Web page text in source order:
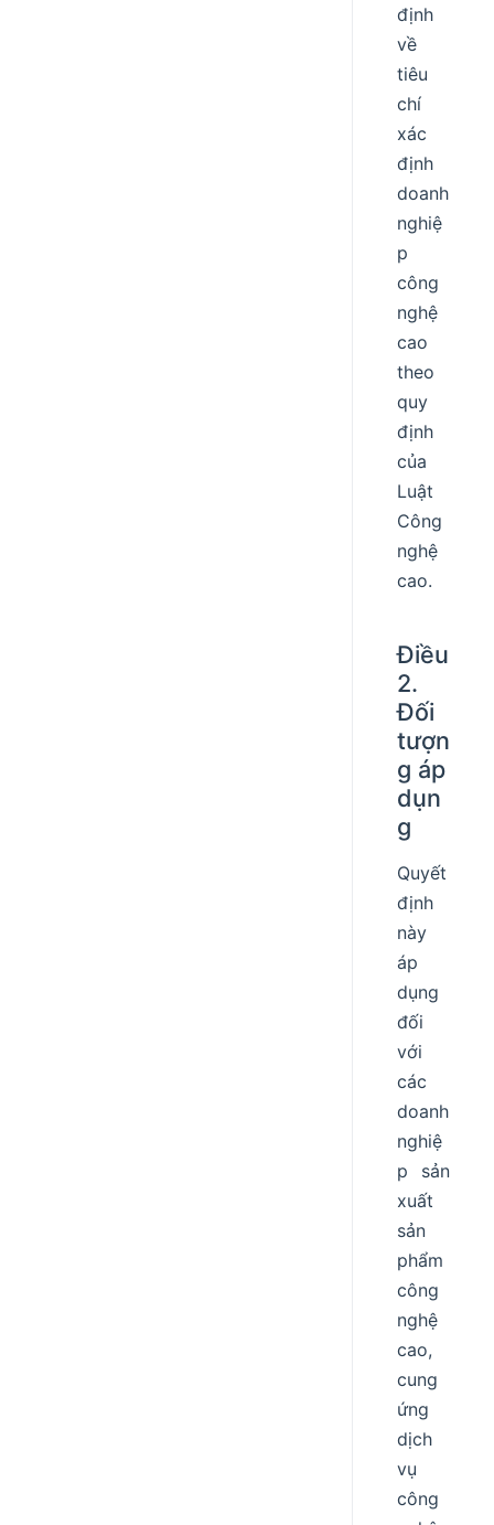
định
về
tiêu
chí
xác
định
doanh
nghiệ
p
công
nghệ
cao
theo
quy
định
của
Luật
Công
nghệ
cao.
Điều
2.
Đối
tượn
g áp
dụn
g
Quyết
định
này
áp
dụng
đối
với
các
doanh
nghiệ
p sản
xuất
sản
phẩm
công
nghệ
cao,
cung
ứng
dịch
vụ
công